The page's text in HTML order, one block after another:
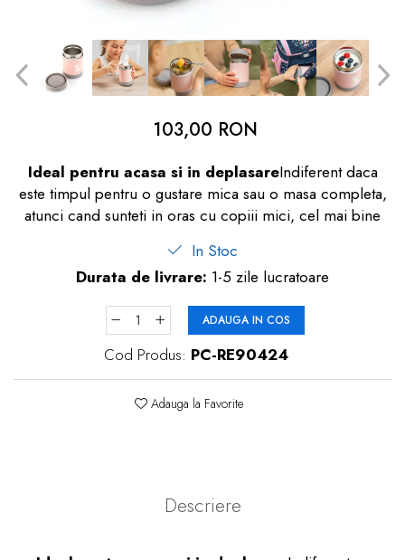
dopuri de urechi
Produse îngrijire copii
Igiena copii
103,00 RON
Ideal pentru acasa si in deplasareIndiferent daca
este timpul pentru o gustare mica sau o masa completa,
atunci cand sunteti in oras cu copiii mici, cel mai bine
In Stoc
Durata de livrare: 1-5 zile lucratoare
ADAUGA IN COS
Cod Produs: PC-RE90424
Adauga la Favorite
Descriere